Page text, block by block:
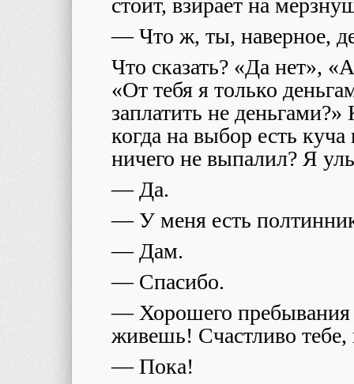
стоит, взирает на
— Что ж, ты, наверное,
Что сказать? «Да нет»,
«От тебя я только
заплатить не деньгами?»
когда на выбор есть
ничего не выпалил? Я
— Да.
— У меня есть
— Дам.
— Спасибо.
— Хорошего
живешь! Счастливо тебе,
— Пока!